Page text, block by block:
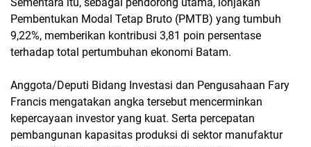
Pembentukan Modal Tetap Bruto (PMTB) yang tumbuh
9,22%, memberikan kontribusi 3,81 poin persentase
terhadap total pertumbuhan ekonomi Batam.
Anggota/Deputi Bidang Investasi dan Pengusahaan Fary
Francis mengatakan angka tersebut mencerminkan
kepercayaan investor yang kuat. Serta percepatan
pembangunan kapasitas produksi di sektor manufaktur